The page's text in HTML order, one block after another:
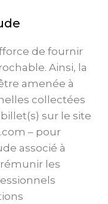
de fournir
Ainsi, la
amenée à
collectées
billet(s) sur le site
– pour
associé à
les